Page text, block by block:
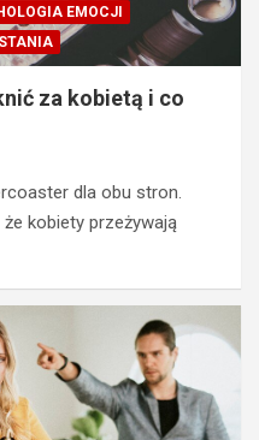
EMOCJI
za kobietą i co
dla obu stron.
kobiety przeżywają